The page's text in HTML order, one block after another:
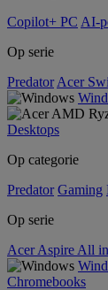
Copilot+ PC AI-
Op serie
Predator Acer
Desktops
Op categorie
Predator Gaming
Op serie
Acer Aspire All
Chromebooks